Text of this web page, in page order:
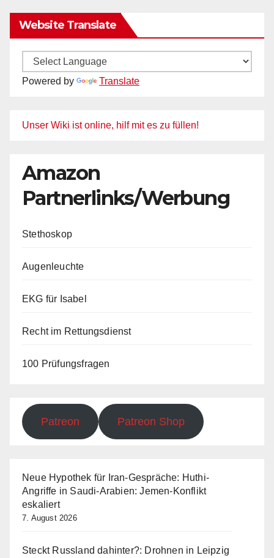
Beiträge
Website Translate
Powered by Translate
Unser Wiki ist online, hilf mit es zu füllen!
Amazon
Partnerlinks/Werbung
Stethoskop
Augenleuchte
EKG für Isabel
Recht im Rettungsdienst
100 Prüfungsfragen
Patreon Patreon Shop
Neue Hypothek für Iran-Gespräche: Huthi-
Angriffe in Saudi-Arabien: Jemen-Konflikt
eskaliert
7. August 2026
Steckt Russland dahinter?: Drohnen in Leipzig